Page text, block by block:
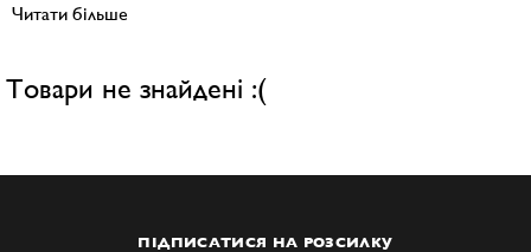
Читати більше
Товари не знайдені :(
ПІДПИСАТИСЯ НА РОЗСИЛКУ